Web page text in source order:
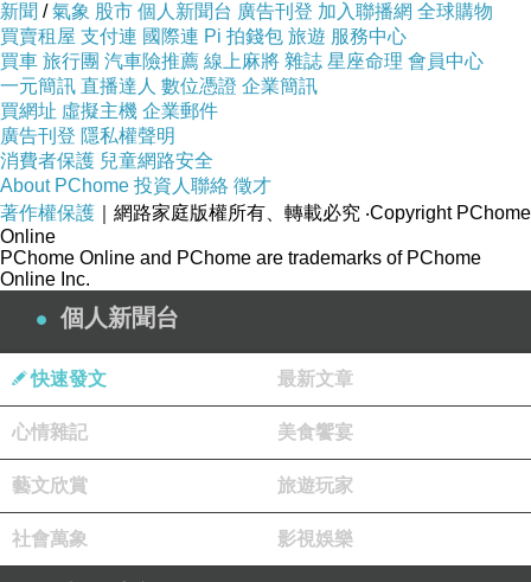
新聞 /氣象 股市 個人新聞台 廣告刊登 加入聯播網 全球購物
買賣租屋 支付連 國際連 Pi 拍錢包 旅遊 服務中心
買車 旅行團 汽車險推薦 線上麻將 雜誌 星座命理 會員中心
一元簡訊 直播達人 數位憑證 企業簡訊
買網址 虛擬主機 企業郵件
廣告刊登 隱私權聲明
消費者保護 兒童網路安全
About PChome 投資人聯絡 徵才
著作權保護 ｜網路家庭版權所有、轉載必究 ‧Copyright PChome
Online
PChome Online and PChome are trademarks of PChome
Online Inc.
個人新聞台
快速發文 最新文章
心情雜記 美食饗宴
藝文欣賞 旅遊玩家
社會萬象 影視娛樂